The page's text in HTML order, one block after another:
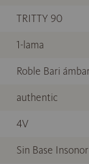
TRITTY 90
1-lama
Roble Bari
authentic
4V
Sin Base